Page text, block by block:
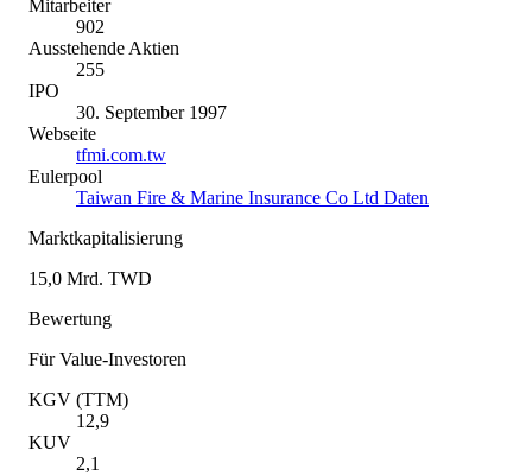
Mitarbeiter
902
Ausstehende Aktien
255
IPO
30. September 1997
Webseite
tfmi.com.tw
Eulerpool
Taiwan Fire & Marine Insurance Co Ltd Daten
Marktkapitalisierung
15,0 Mrd. TWD
Bewertung
Für Value-Investoren
KGV (TTM)
12,9
KUV
2,1